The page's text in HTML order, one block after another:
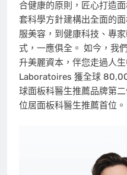
合健康的原則，匠心打造
套科學方針建構出全面的
服美容，到健康科技、專
式，一應俱全。 如今，我
升美麗資本，伴您走過人
Laboratoires 獲全球
球面板科醫生推薦品牌第
位居面板科醫生推薦首位。